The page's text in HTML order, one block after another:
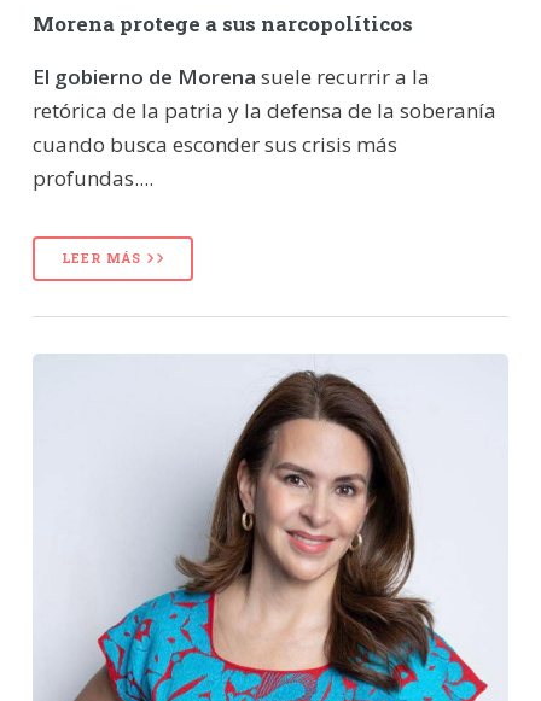
Morena protege a sus narcopolíticos
El gobierno de Morena suele recurrir a la
retórica de la patria y la defensa de la soberanía
cuando busca esconder sus crisis más
profundas....
LEER MÁS